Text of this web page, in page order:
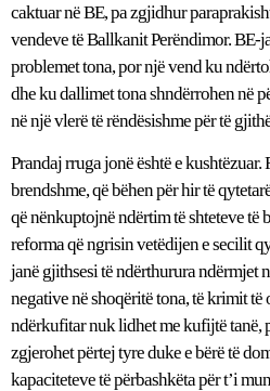
caktuar në BE, pa zgjidhur
vendeve të Ballkanit Perëndimor. BE-
problemet tona, por një vend ku
dhe ku dallimet tona shndërrohen në
në një vlerë të rëndësishme për të
Prandaj rruga jonë është e
brendshme, që bëhen për hir të
që nënkuptojnë ndërtim të shteteve të
reforma që ngrisin vetëdijen e secilit
janë gjithsesi të ndërthurura ndërmjet
negative në shoqëritë tona, të krimit
ndërkufitar nuk lidhet me kufijtë tanë,
zgjerohet përtej tyre duke e bërë të
kapaciteteve të përbashkëta për t’i